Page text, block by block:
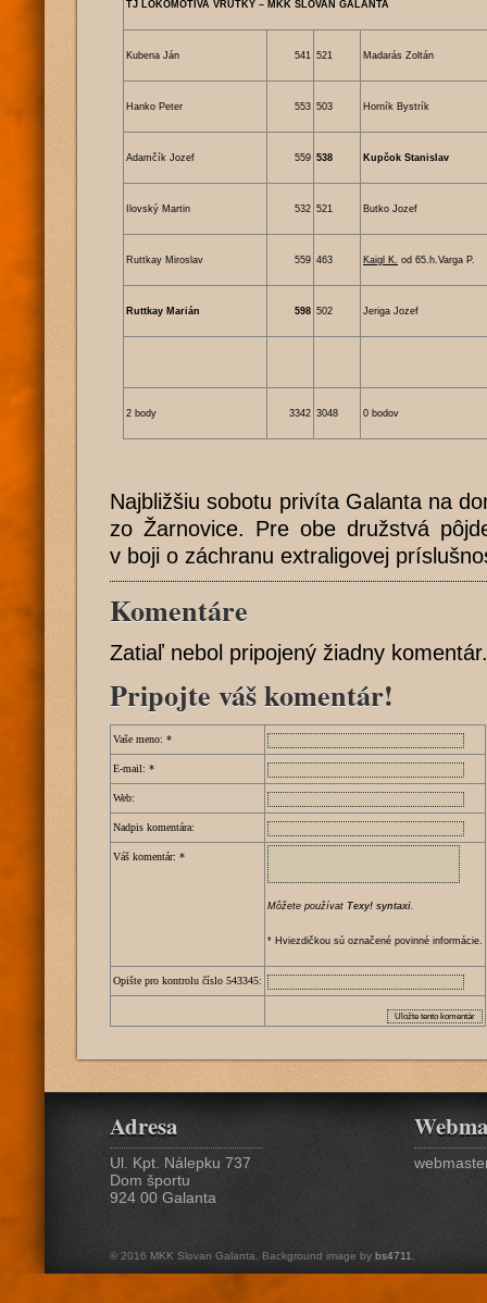
TJ LOKOMOTÍVA VRÚTKY – MKK SLOVAN GALANTA
Kubena Ján 541 521 Madarás Zoltán
Hanko Peter 553 503 Horník Bystrík
Adamčík Jozef 559 538 Kupčok Stanislav
Ilovský Martin 532 521 Butko Jozef
Ruttkay Miroslav 559 463 Kaigl K. od 65.h.Varga P.
Ruttkay Marián 598 502 Jeriga Jozef
2 body 3342 3048 0 bodov
Najbližšiu sobotu privíta Galanta na
zo Žarnovice. Pre obe družstvá
v boji o záchranu extraligovej
Komentáre
Zatiaľ nebol pripojený žiadny
Pripojte váš komentár!
Vaše meno: *
E-mail: *
Web:
Nadpis komentára:
Váš komentár: *
Môžete používat Texy! syntaxi.
* Hviezdičkou sú označené povinné informácie.
Opište pro kontrolu číslo 543345:
Adresa
Ul. Kpt. Nálepku 737
Dom športu
924 00 Galanta
© 2016 MKK Slovan Galanta. Background image by bs4711